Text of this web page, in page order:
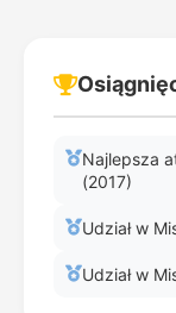
Najlepsza
(2017)
Udział w
Udział w